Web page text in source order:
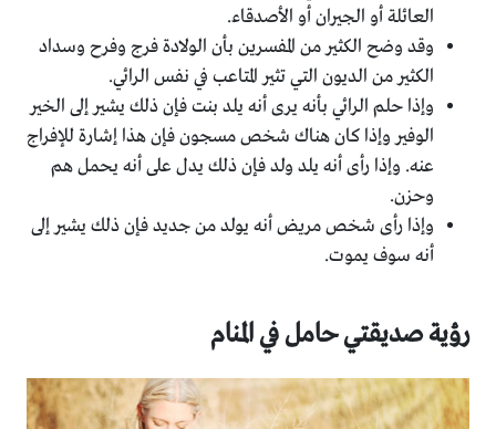
العائلة أو الجيران أو الأصدقاء.
وقد وضح الكثير من المفسرين بأن الولادة فرج وفرح وسداد
الكثير من الديون التي تثير المتاعب في نفس الرائي.
وإذا حلم الرائي بأنه يرى أنه يلد بنت فإن ذلك يشير إلى الخير
الوفير وإذا كان هناك شخص مسجون فإن هذا إشارة للإفراج
عنه. وإذا رأى أنه يلد ولد فإن ذلك يدل على أنه يحمل هم
وحزن.
وإذا رأى شخص مريض أنه يولد من جديد فإن ذلك يشير إلى
أنه سوف يموت.
رؤية صديقتي حامل في المنام